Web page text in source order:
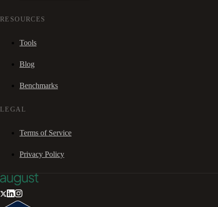
RESOURCES
Tools
Blog
Benchmarks
LEGAL
Terms of Service
Privacy Policy